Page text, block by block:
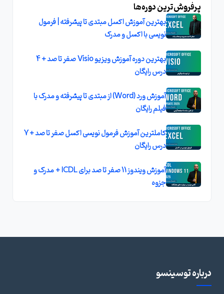
پرفروش‌ترین دوره‌ها
بهترین آموزش اکسل مبتدی تا پیشرفته | فرمول
نویسی با اکسل و مدرک
بهترین دوره آموزش ویزیو Visio صفر تا صد + 4
درس رایگان
آموزش ورد (Word) از مبتدی تا پیشرفته و مدرک با
فیلم رایگان
کاملترين آموزش فرمول نويسی اکسل صفر تا صد + 7
درس رايگان
آموزش ویندوز 11 صفر تا صد برای ICDL + مدرک و
جزوه
درباره توسینسو